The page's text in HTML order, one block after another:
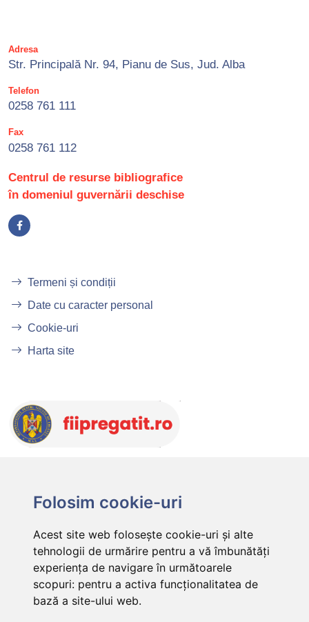
Folosim cookie-uri
Acest site web folosește cookie-uri și alte
tehnologii de urmărire pentru a vă îmbunătăți
experiența de navigare în următoarele
scopuri: pentru a activa funcționalitatea de
bază a site-ului web.
Adresa
Str. Principală Nr. 94, Pianu de Sus, Jud. Alba
Telefon
0258 761 111
Fax
0258 761 112
Centrul de resurse bibliografice
în domeniul guvernării deschise
Termeni și condiții
Date cu caracter personal
Cookie-uri
Harta site